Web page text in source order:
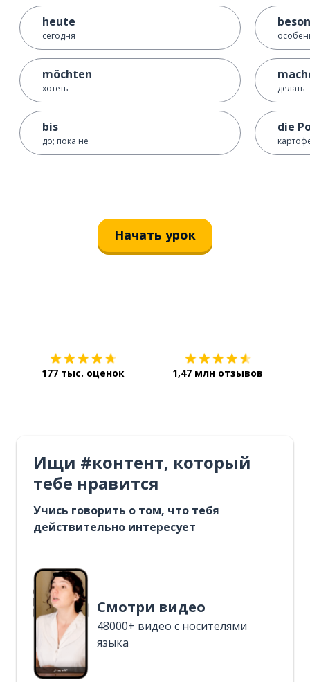
heute
сегодня
möchten
хотеть
bis
до; пока не
делать
die
Начать урок
177 тыс. оценок 1,47 млн отзывов
Ищи #контент, который
тебе нравится
Учись говорить о том, что тебя
действительно интересует
Смотри видео
48000+ видео с носителями
языка